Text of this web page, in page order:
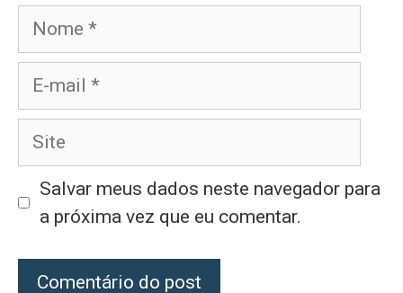
Nome
Site
Salvar meus dados neste navegador para
a próxima vez que eu comentar.